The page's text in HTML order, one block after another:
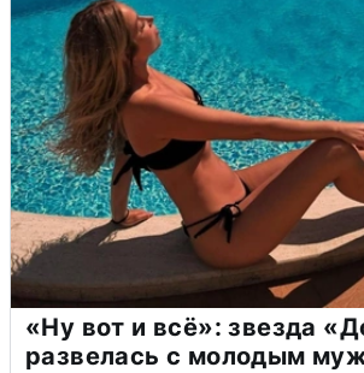
«Ну вот и всё»: звезда
развелась с молодым